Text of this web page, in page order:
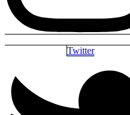
Twitter